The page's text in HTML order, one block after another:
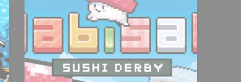
💀 Roguelike
🚀 Shoot 'em up
⚰️ Souls-like ⚽ Sport